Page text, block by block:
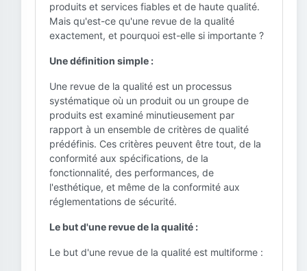
produits et services fiables et de haute qualité.
Mais qu'est-ce qu'une revue de la qualité
exactement, et pourquoi est-elle si importante ?
Une définition simple :
Une revue de la qualité est un processus
systématique où un produit ou un groupe de
produits est examiné minutieusement par
rapport à un ensemble de critères de qualité
prédéfinis. Ces critères peuvent être tout, de la
conformité aux spécifications, de la
fonctionnalité, des performances, de
l'esthétique, et même de la conformité aux
réglementations de sécurité.
Le but d'une revue de la qualité :
Le but d'une revue de la qualité est multiforme :